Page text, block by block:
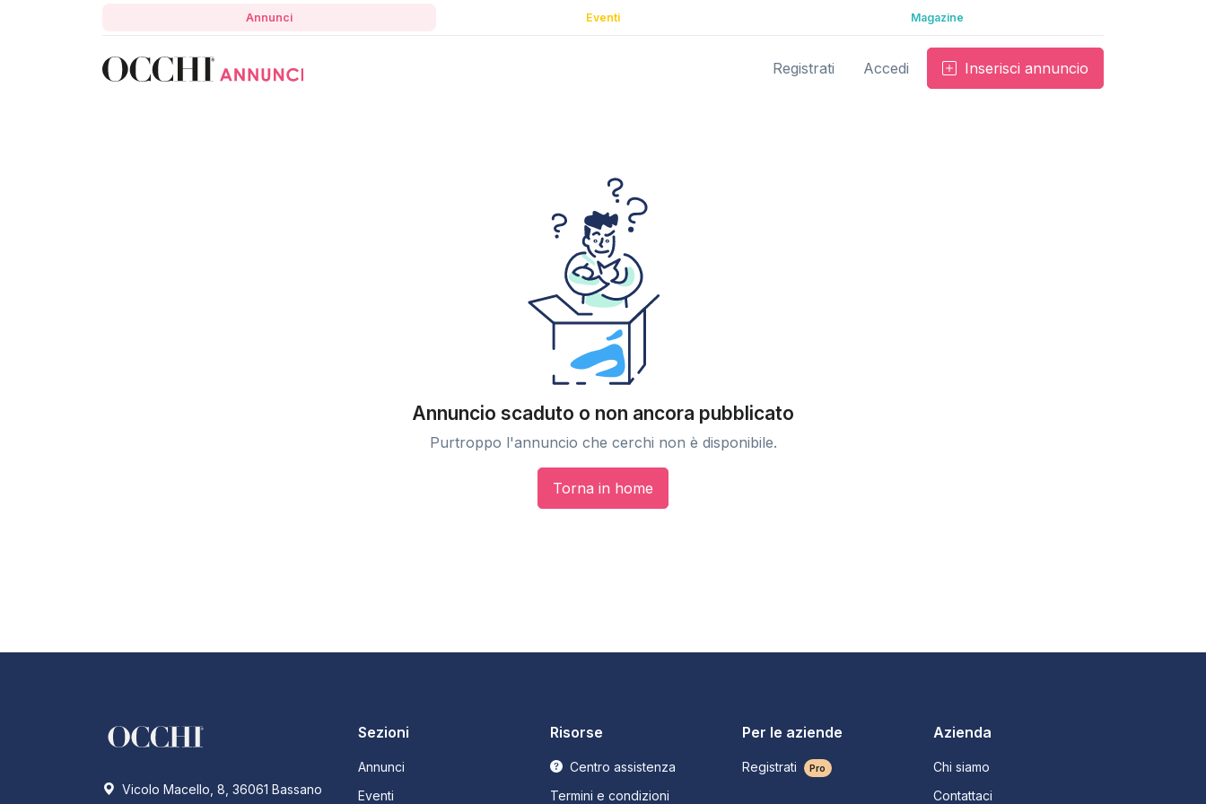
Annunci Eventi Magazine
Registrati Accedi Inserisci annuncio
Annuncio scaduto o non ancora pubblicato
Purtroppo l'annuncio che cerchi non è disponibile.
Torna in home
Vicolo Macello, 8, 36061 Bassano
Sezioni
Annunci
Eventi
Risorse
Centro assistenza
Termini e condizioni
Per le aziende
Registrati Pro
Azienda
Chi siamo
Contattaci